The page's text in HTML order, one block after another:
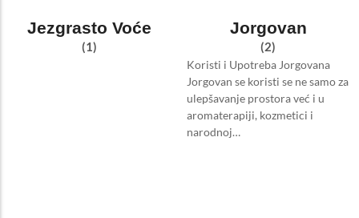
Jezgrasto Voće
(1)
Jorgovan
(2)
Koristi i Upotreba Jorgovana
Jorgovan se koristi se ne samo za
ulepšavanje prostora već i u
aromaterapiji, kozmetici i
narodnoj…